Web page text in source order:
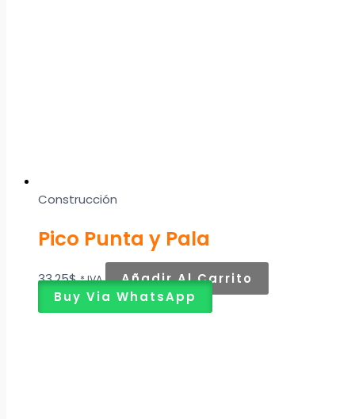
Construcción
Pico Punta y Pala
33,25$ * IVA
Añadir Al Carrito
Buy Via WhatsApp